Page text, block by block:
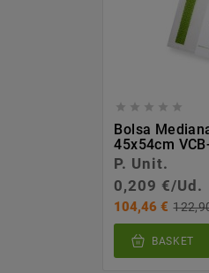
    
Bolsa
45x54cm
P. Unit.
0,209 €/Ud.
104,46 €
BASKET